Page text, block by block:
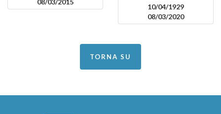
08/03/2015
10/04/1929
08/03/2020
TORNA SU